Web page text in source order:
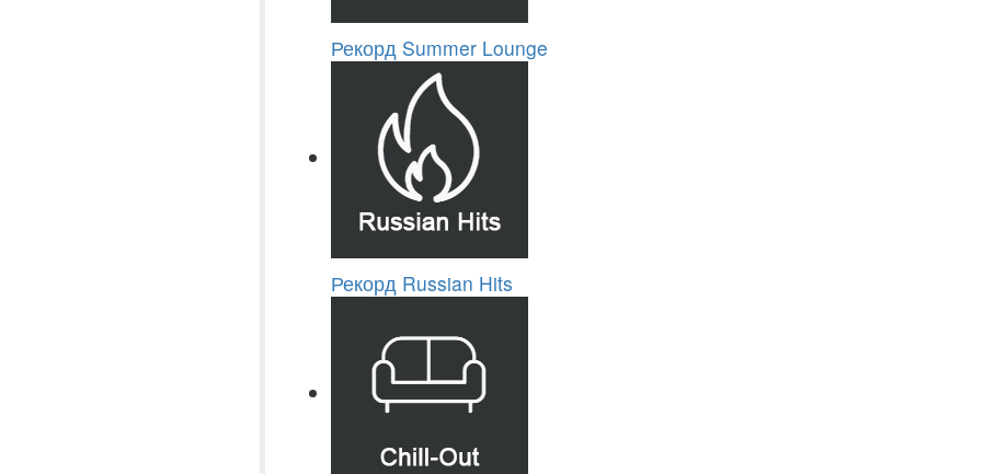
Рекорд Summer Lounge
Рекорд Russian Hits